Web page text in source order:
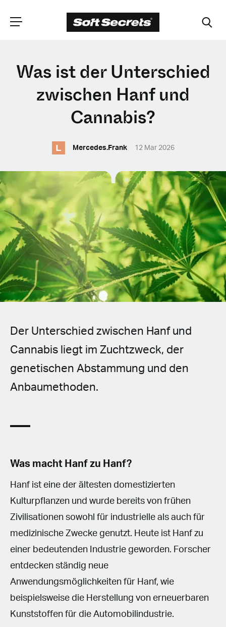
WÄHLEN SIE
IHRE POSITION
English (United Kingdom)
English (United States)
Spanish (Spain)
Spanish (Latin America)
German
French
Czech
Polish
Was ist der Unterschied
zwischen Hanf und
Cannabis?
L Mercedes.Frank 12 Mar 2026
Der Unterschied zwischen Hanf und
Cannabis liegt im Zuchtzweck, der
genetischen Abstammung und den
Anbaumethoden.
Was macht Hanf zu Hanf?
Hanf ist eine der ältesten domestizierten
Kulturpflanzen und wurde bereits von frühen
Zivilisationen sowohl für industrielle als auch für
medizinische Zwecke genutzt. Heute ist Hanf zu
einer bedeutenden Industrie geworden. Forscher
entdecken ständig neue
Anwendungsmöglichkeiten für Hanf, wie
beispielsweise die Herstellung von erneuerbaren
Kunststoffen für die Automobilindustrie.